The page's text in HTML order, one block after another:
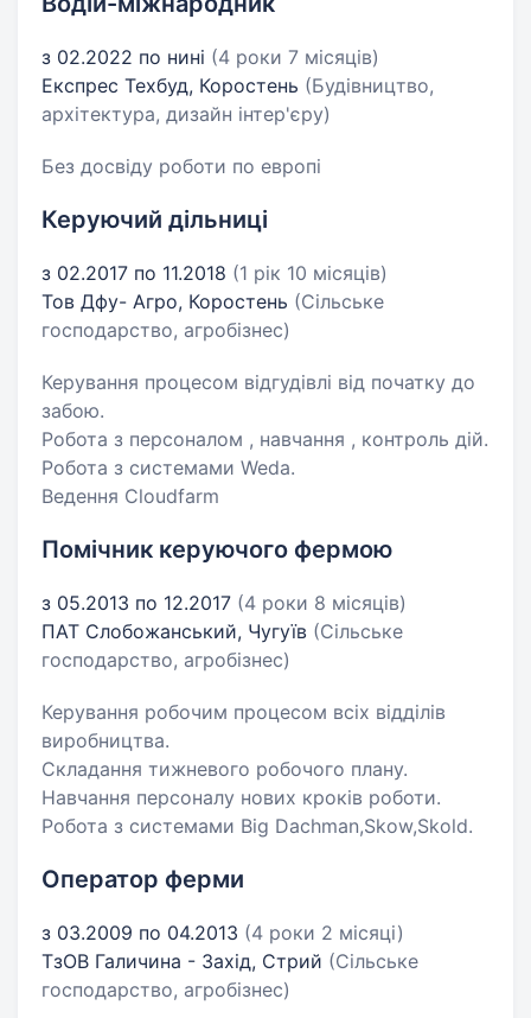
з 02.2022 по нині (4 роки 7 місяців)
Експрес Техбуд, Коростень (Будівництво,
архітектура, дизайн інтер'єру)
Без досвіду роботи по европі
Керуючий дільниці
з 02.2017 по 11.2018 (1 рік 10 місяців)
Тов Дфу- Агро, Коростень (Сільське
господарство, агробізнес)
Керування процесом відгудівлі від початку до
забою.
Робота з персоналом , навчання , контроль дій.
Робота з системами Weda.
Ведення Cloudfarm
Помічник керуючого фермою
з 05.2013 по 12.2017 (4 роки 8 місяців)
ПАТ Слобожанський, Чугуїв (Сільське
господарство, агробізнес)
Керування робочим процесом всіх відділів
виробництва.
Складання тижневого робочого плану.
Навчання персоналу нових кроків роботи.
Робота з системами Big Dachman,Skow,Skold.
Оператор ферми
з 03.2009 по 04.2013 (4 роки 2 місяці)
ТзОВ Галичина - Захід, Стрий (Сільське
господарство, агробізнес)